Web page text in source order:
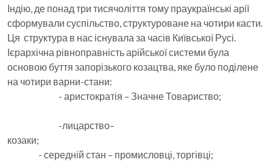
Індію, де понад три тисячоліття тому праукраїнські арії
сформували суспільство, структуроване на чотири касти.
Ця структура в нас існувала за часів Київської Русі.
Ієрархічна рівноправність арійської системи була
основою буття запорізького козацтва, яке було поділене
на чотири варни-стани:
- аристократія – Значне Товариство;
-лицарство–
козаки;
- середній стан – промисловці, торгівці;